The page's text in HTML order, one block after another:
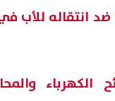
الكهرباء